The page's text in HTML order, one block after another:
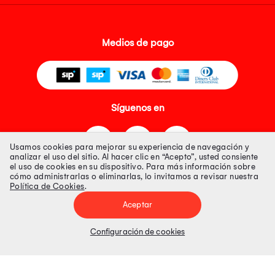
Medios de pago
Síguenos en
Tienda 100% Segura
Tiendas Peruanas S.A. R.U.C. Nº 20493020618. Todos los derechos
Precios disponibles solo en www.oechsle.pe. Precios online publicados
Usamos cookies para mejorar su experiencia de navegación y
analizar el uso del sitio. Al hacer clic en “Acepto”, usted consiente
el uso de cookies en su dispositivo. Para más información sobre
cómo administrarlas o eliminarlas, lo invitamos a revisar nuestra
Política de Cookies.
Aceptar
Configuración de cookies